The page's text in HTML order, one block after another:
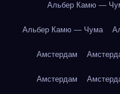
Альбер Камю —
Альбер Камю — Чума
Амстердам
Амстердам